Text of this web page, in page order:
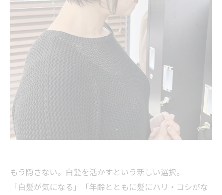
もう隠さない。白髪を活かすという新しい選択。
「白髪が気になる」「年齢とともに髪にハリ・コシがな